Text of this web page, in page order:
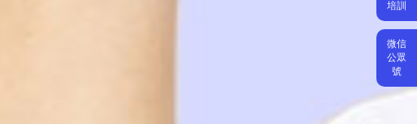
培訓
微信
公眾
號